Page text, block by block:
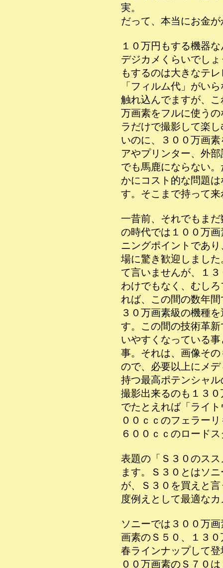
実。
だって、本当にお金
１０万円もする機器
デジカメくらいでし
もするのは大きなテ
「フィルム代」がい
触れ込んでますが、
万画素をフルに使う
ラだけで撮影して楽
いのに、３００万画
アやプリンター、外
でも馬鹿にならない
かにコスト的な問題
す。そこまで持って
一昔前、それでもま
の時代では１００万
ニングポイントであ
場に驚き歓迎しまし
て言いませんが、１
わけでもなく、むし
れば、この間の数年
３０万画素級の機種
す。この間の技術革
いやすくなっている
事。それは、画像そ
ので、必要以上にメ
持つ最高ポテンシャ
撮影出来るのも１３
でたとえれば「ライ
００ｃｃのフェラー
６００ｃｃのロード
表題の「Ｓ３０のス
ます。Ｓ３０とはソ
が、Ｓ３０を買えと
度例えとして最適な
ソニーでは３００万
画素のＳ５０、１３
春ラインナップして
００万画素のＳ７０